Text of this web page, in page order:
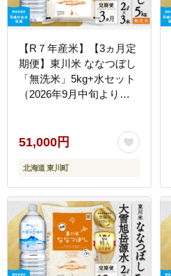
【R７年産米】【3ヵ月定
期便】東川米 ななつぼし
「無洗米」5kg+水セット
（2026年9月中旬より発
51,000円
北海道 東川町